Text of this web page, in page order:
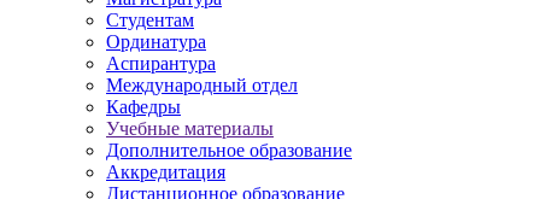
Студентам
Ординатура
Аспирантура
Международный отдел
Кафедры
Учебные материалы
Дополнительное образование
Аккредитация
Дистанционное образование